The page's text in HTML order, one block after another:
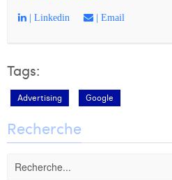
| Linkedin | Email
Tags:
Advertising Google
Recherche